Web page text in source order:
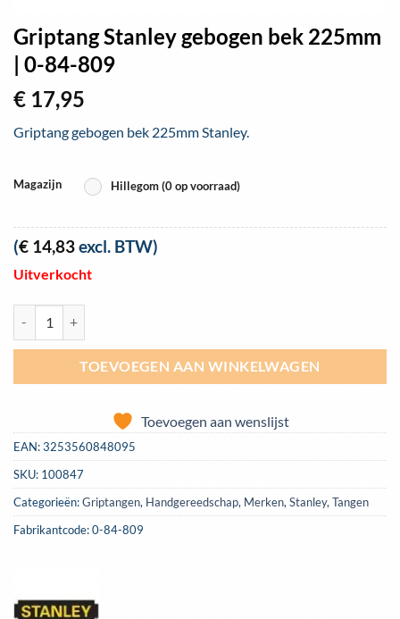
Griptang Stanley gebogen bek 225mm
| 0-84-809
€ 17,95
Griptang gebogen bek 225mm Stanley.
Magazijn Hillegom (0 op voorraad)
(€ 14,83excl. BTW)
Uitverkocht
TOEVOEGEN AAN WINKELWAGEN
Toevoegen aan wenslijst
EAN:3253560848095
SKU: 100847
Categorieën:Griptangen, Handgereedschap, Merken, Stanley, Tangen
Fabrikantcode: 0-84-809